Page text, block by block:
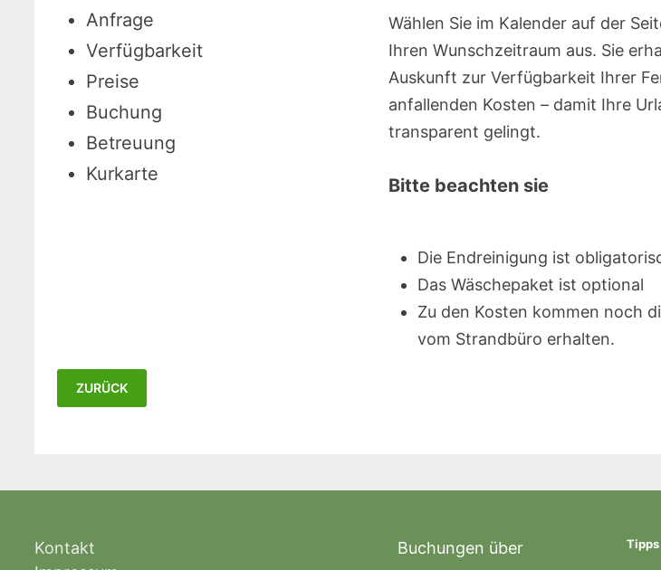
Anfrage
Verfügbarkeit
Preise
Buchung
Betreuung
Kurkarte
Wählen Sie im Kalender auf der
Ihren Wunschzeitraum aus. Sie
Auskunft zur Verfügbarkeit Ihrer
anfallenden Kosten – damit Ihre
transparent gelingt.
Bitte beachten sie
Die Endreinigung ist
Das Wäschepaket ist optional
Zu den Kosten kommen noch
vom Strandbüro erhalten.
Kontakt
Buchungen über Tipps